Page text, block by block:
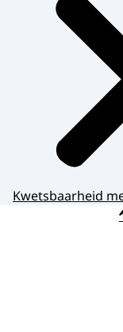
Kwetsbaarheid